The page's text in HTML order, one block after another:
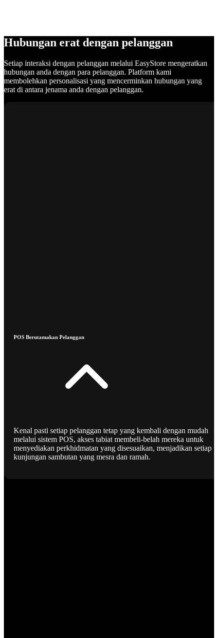
Hubungan erat dengan pelanggan
Setiap interaksi dengan pelanggan melalui EasyStore mengeratkan
hubungan anda dengan para pelanggan. Platform kami
membolehkan personalisasi yang mencerminkan hubungan yang
erat di antara jenama anda dengan pelanggan.
POS Berutamakan Pelanggan
Kenal pasti setiap pelanggan tetap yang kembali dengan mudah
melalui sistem POS, akses tabiat membeli-belah mereka untuk
menyediakan perkhidmatan yang disesuaikan, menjadikan setiap
kunjungan sambutan yang mesra dan ramah.